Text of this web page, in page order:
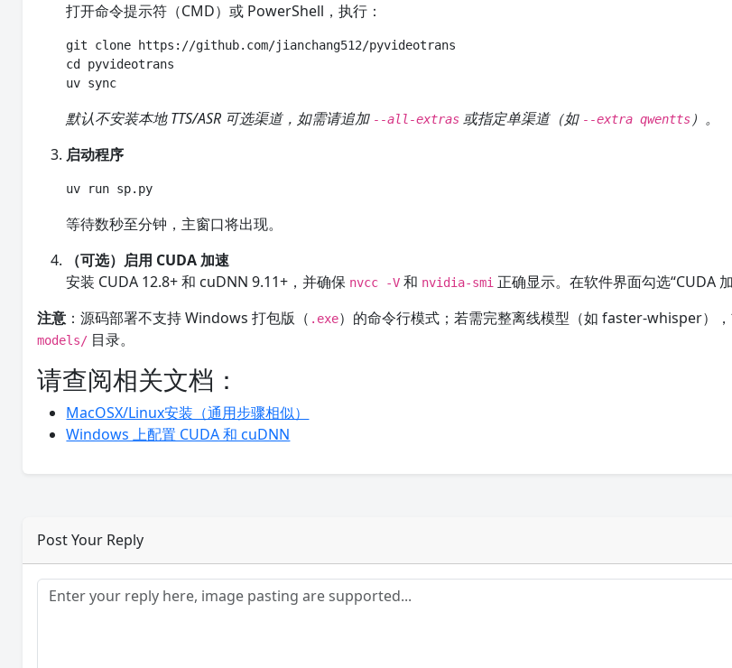
打开命令提示符（CMD）或 PowerShell，执行：
git clone https://github.com/jianchang512/pyvideotrans
cd pyvideotrans
uv sync
默认不安装本地 TTS/ASR 可选渠道，如需请追加 --all-extras 或指定单渠道（如 --extra qwentts ）。
启动程序
uv run sp.py
等待数秒至分钟，主窗口将出现。
（可选）启用 CUDA 加速
安装 CUDA 12.8+ 和 cuDNN 9.11+，并确保 nvcc -V 和 nvidia-smi 正确显示。在软件界面勾选“CUDA 加
注意 ：源码部署不支持 Windows 打包版（ .exe）的命令行模式；若需完整离线模型（如 faster-whisper）
models/ 目录。
请查阅相关文档：
MacOSX/Linux安装（通用步骤相似）
Windows 上配置 CUDA 和 cuDNN
Post Your Reply